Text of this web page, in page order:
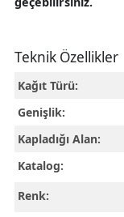
Teknik Özellikler
Kağıt Türü:
Genişlik:
Kapladığı Alan:
Katalog:
Renk: